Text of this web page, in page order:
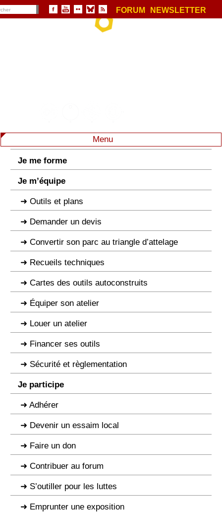
FORUM NEWSLETTER
Menu
Je me forme
Je m’équipe
Outils et plans
Demander un devis
Convertir son parc au triangle d’attelage
Recueils techniques
Cartes des outils autoconstruits
Équiper son atelier
Louer un atelier
Financer ses outils
Sécurité et règlementation
Je participe
Adhérer
Devenir un essaim local
Faire un don
Contribuer au forum
S’outiller pour les luttes
Emprunter une exposition